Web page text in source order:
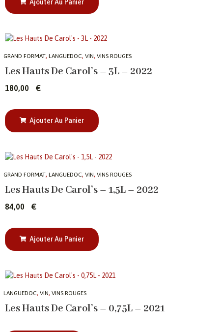
Ajouter Au Panier
GRAND FORMAT, LANGUEDOC, VIN, VINS ROUGES
Les Hauts De Carol’s – 3L – 2022
180,00 €
Ajouter Au Panier
GRAND FORMAT, LANGUEDOC, VIN, VINS ROUGES
Les Hauts De Carol’s – 1,5L – 2022
84,00 €
Ajouter Au Panier
LANGUEDOC, VIN, VINS ROUGES
Les Hauts De Carol’s – 0,75L – 2021